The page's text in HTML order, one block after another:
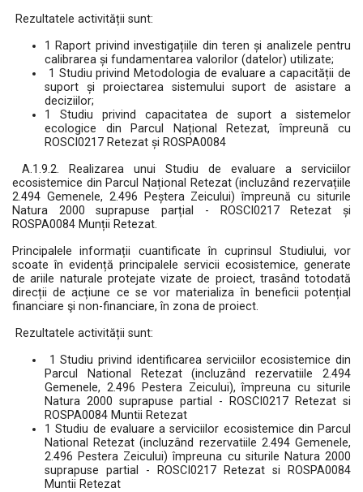
Rezultatele activității sunt:
1 Raport privind investigațiile din teren și analizele pentru
calibrarea și fundamentarea valorilor (datelor) utilizate;
1 Studiu privind Metodologia de evaluare a capacității de
suport și proiectarea sistemului suport de asistare a
deciziilor;
1 Studiu privind capacitatea de suport a sistemelor
ecologice din Parcul Național Retezat, împreună cu
ROSCI0217 Retezat și ROSPA0084
A.1.9.2. Realizarea unui Studiu de evaluare a serviciilor
ecosistemice din Parcul Național Retezat (incluzând rezervațiile
2.494 Gemenele, 2.496 Peștera Zeicului) împreună cu siturile
Natura 2000 suprapuse parțial - ROSCI0217 Retezat și
ROSPA0084 Munții Retezat.
Principalele informații cuantificate în cuprinsul Studiului, vor
scoate în evidență principalele servicii ecosistemice, generate
de ariile naturale protejate vizate de proiect, trasând totodată
direcții de acțiune ce se vor materializa în beneficii potențial
financiare şi non-financiare, în zona de proiect.
Rezultatele activității sunt:
1 Studiu privind identificarea serviciilor ecosistemice din
Parcul National Retezat (incluzând rezervatiile 2.494
Gemenele, 2.496 Pestera Zeicului), împreuna cu siturile
Natura 2000 suprapuse partial - ROSCI0217 Retezat si
ROSPA0084 Muntii Retezat
1 Studiu de evaluare a serviciilor ecosistemice din Parcul
National Retezat (incluzând rezervatiile 2.494 Gemenele,
2.496 Pestera Zeicului) împreuna cu siturile Natura 2000
suprapuse partial - ROSCI0217 Retezat si ROSPA0084
Muntii Retezat